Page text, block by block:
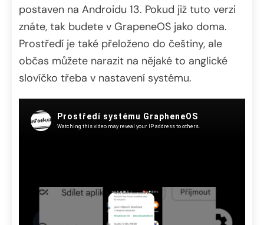
postaven na Androidu 13. Pokud již tuto verzi
znáte, tak budete v GrapeneOS jako doma.
Prostředí je také přeloženo do češtiny, ale
občas můžete narazit na nějaké to anglické
slovíčko třeba v nastavení systému.